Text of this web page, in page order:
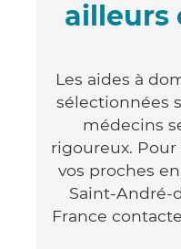
ailleurs
Les aides à
sélectionnées
médecins
rigoureux.
vos proches
Saint-André-
France